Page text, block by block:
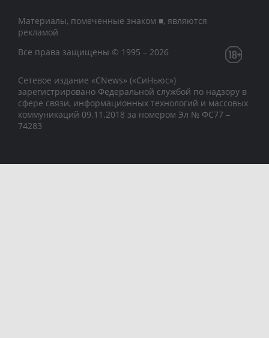
Материалы, помеченные знаком ■, являются
рекламой
Все права защищены © 1995 – 2026
Сетевое издание «CNews» («СиНьюс»)
зарегистрировано Федеральной службой по надзору в
сфере связи, информационных технологий и массовых
коммуникаций 09.11.2018 за номером Эл № ФС77 –
74283